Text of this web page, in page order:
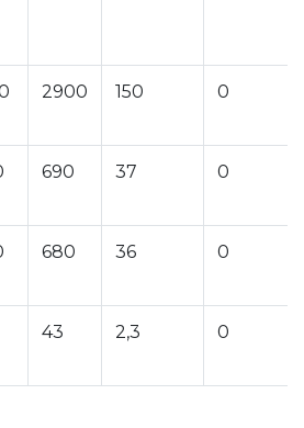
2900 150 0
690 37 0
680 36 0
43 2,3 0